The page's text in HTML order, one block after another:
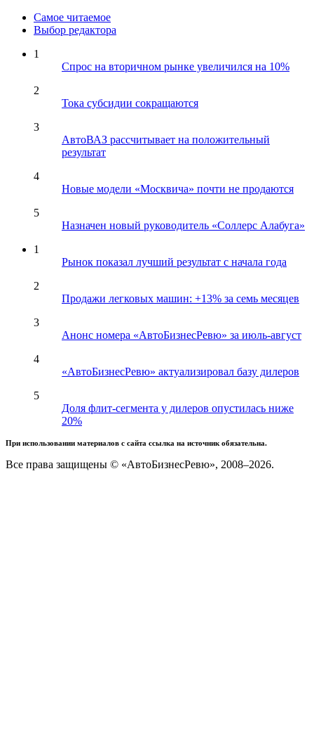
Самое читаемое
Выбор редактора
1
Спрос на вторичном рынке увеличился на 10%
2
Тока субсидии сокращаются
3
АвтоВАЗ рассчитывает на положительный
результат
4
Новые модели «Москвича» почти не продаются
5
Назначен новый руководитель «Соллерс Алабуга»
1
Рынок показал лучший результат с начала года
2
Продажи легковых машин: +13% за семь месяцев
3
Анонс номера «АвтоБизнесРевю» за июль-август
4
«АвтоБизнесРевю» актуализировал базу дилеров
5
Доля флит-сегмента у дилеров опустилась ниже
20%
При использовании материалов с сайта ссылка на источник обязательна.
Все права защищены © «АвтоБизнесРевю», 2008–2026.